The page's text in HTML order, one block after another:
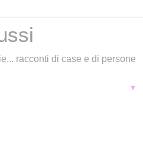
racconti di case e di persone
▼